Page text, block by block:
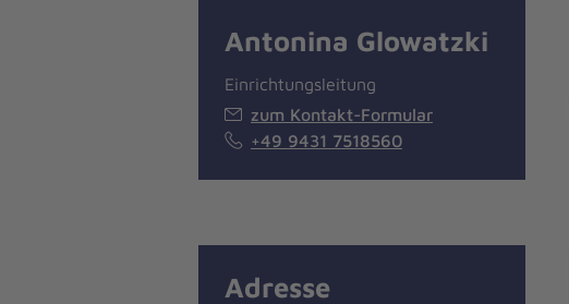
Antonina Glowatzki
Einrichtungsleitung
zum Kontakt-Formular
+49 9431 7518560
Adresse